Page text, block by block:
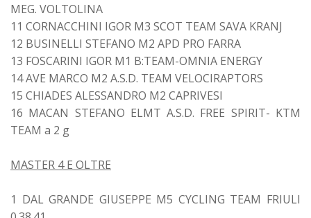
MEG. VOLTOLINA
11 CORNACCHINI IGOR M3 SCOT TEAM SAVA KRANJ
12 BUSINELLI STEFANO M2 APD PRO FARRA
13 FOSCARINI IGOR M1 B:TEAM-OMNIA ENERGY
14 AVE MARCO M2 A.S.D. TEAM VELOCIRAPTORS
15 CHIADES ALESSANDRO M2 CAPRIVESI
16 MACAN STEFANO ELMT A.S.D. FREE SPIRIT- KTM
TEAM a 2 g
MASTER 4 E OLTRE
1 DAL GRANDE GIUSEPPE M5 CYCLING TEAM FRIULI